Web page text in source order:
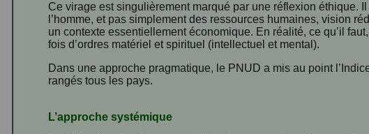
Ce virage est singulièrement marqué par une réflexion éthique.
l’homme, et pas simplement des ressources humaines, vision
un contexte essentiellement économique. En réalité, ce qu’il
fois d’ordres matériel et spirituel (intellectuel et mental).
Dans une approche pragmatique, le PNUD a mis au point
rangés tous les pays.
L’approche systémique